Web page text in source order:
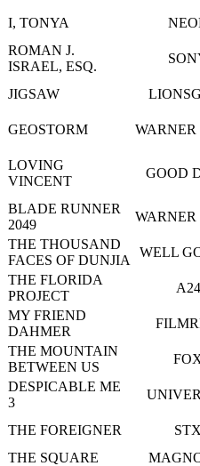
I, TONYA
ROMAN J.
ISRAEL, ESQ.
JIGSAW
GEOSTORM WARNER
LOVING
VINCENT
GOOD
BLADE RUNNER
2049
WARNER
THE THOUSAND
FACES OF DUNJIA
WELL
THE FLORIDA
PROJECT
A24
MY FRIEND
DAHMER
THE MOUNTAIN
BETWEEN US
DESPICABLE ME
3
THE FOREIGNER
THE SQUARE